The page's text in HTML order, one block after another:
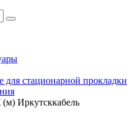
для стационарной прокладки
Иркутсккабель